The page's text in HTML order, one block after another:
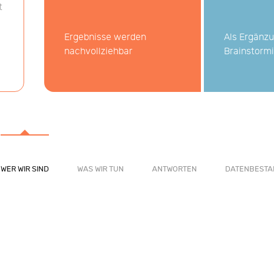
WER WIR SIND WAS WIR TUN ANTWORTEN
Ergebnisse werden
nachvollziehbar
Als